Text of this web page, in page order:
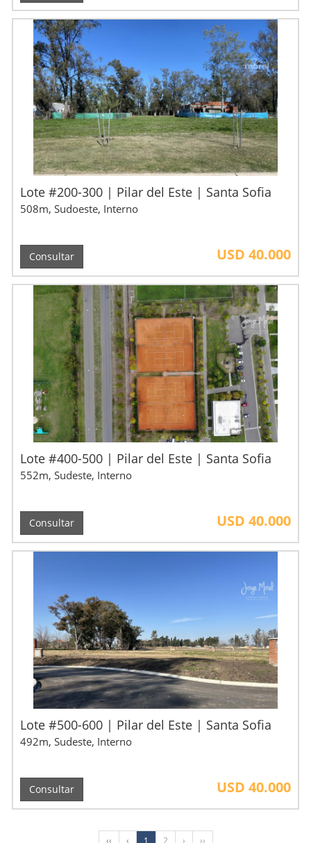
Lote #200-300 | Pilar del Este | Santa Sofia
508m, Sudoeste, Interno
Consultar USD 40.000
Lote #400-500 | Pilar del Este | Santa Sofia
552m, Sudeste, Interno
Consultar USD 40.000
Lote #500-600 | Pilar del Este | Santa Sofia
492m, Sudeste, Interno
Consultar USD 40.000
‹‹ ‹ 1 2 › ››